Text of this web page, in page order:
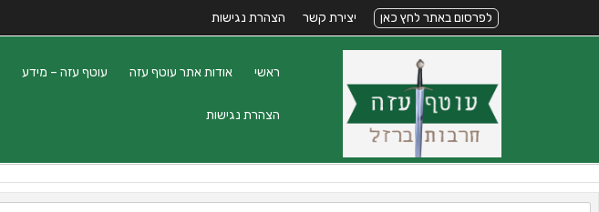
לפרסום באתר לחץ כאן יצירת קשר הצהרת נגישות
ראשי אודות אתר עוטף עזה עוטף עזה – מידע
הצהרת נגישות